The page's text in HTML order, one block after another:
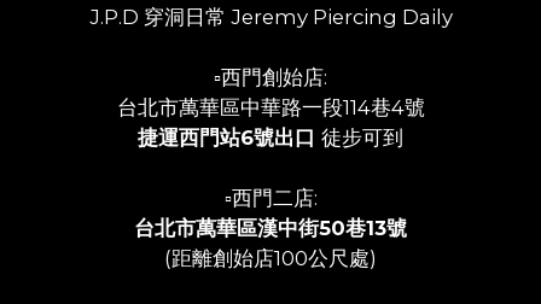
J.P.D 穿洞日常 Jeremy Piercing Daily
▫️西門創始店:
台北市萬華區中華路一段114巷4號
捷運西門站6號出口 徒步可到
▫️西門二店:
台北市萬華區漢中街50巷13號
(距離創始店100公尺處)